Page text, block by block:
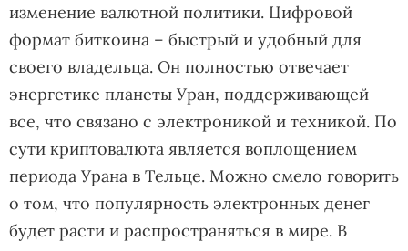
изменение валютной политики. Цифровой
формат биткоина – быстрый и удобный для
своего владельца. Он полностью отвечает
энергетике планеты Уран, поддерживающей
все, что связано с электроникой и техникой. По
сути криптовалюта является воплощением
периода Урана в Тельце. Можно смело говорить
о том, что популярность электронных денег
будет расти и распространяться в мире. В